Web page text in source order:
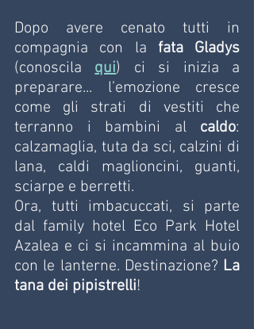
Dopo avere cenato tutti in
compagnia con la fata Gladys
(conoscila qui) ci si inizia a
preparare... l’emozione cresce
come gli strati di vestiti che
terranno i bambini al caldo:
calzamaglia, tuta da sci, calzini di
lana, caldi maglioncini, guanti,
sciarpe e berretti.
Ora, tutti imbacuccati, si parte
dal family hotel Eco Park Hotel
Azalea e ci si incammina al buio
con le lanterne. Destinazione? La
tana dei pipistrelli!